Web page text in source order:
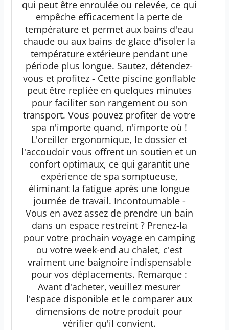
qui peut être enroulée ou relevée, ce qui
empêche efficacement la perte de
température et permet aux bains d'eau
chaude ou aux bains de glace d'isoler la
température extérieure pendant une
période plus longue. Sautez, détendez-
vous et profitez - Cette piscine gonflable
peut être repliée en quelques minutes
pour faciliter son rangement ou son
transport. Vous pouvez profiter de votre
spa n'importe quand, n'importe où !
L'oreiller ergonomique, le dossier et
l'accoudoir vous offrent un soutien et un
confort optimaux, ce qui garantit une
expérience de spa somptueuse,
éliminant la fatigue après une longue
journée de travail. Incontournable -
Vous en avez assez de prendre un bain
dans un espace restreint ? Prenez-la
pour votre prochain voyage en camping
ou votre week-end au chalet, c'est
vraiment une baignoire indispensable
pour vos déplacements. Remarque :
Avant d'acheter, veuillez mesurer
l'espace disponible et le comparer aux
dimensions de notre produit pour
vérifier qu'il convient.